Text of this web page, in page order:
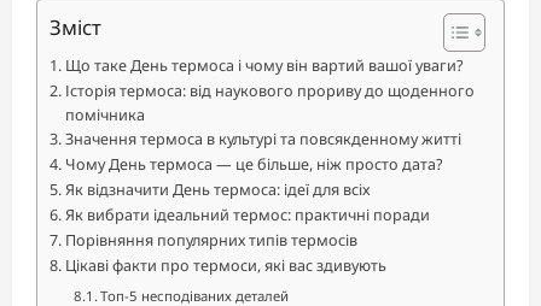
Зміст
Що таке День термоса і чому він вартий вашої уваги?
Історія термоса: від наукового прориву до щоденного
помічника
Значення термоса в культурі та повсякденному житті
Чому День термоса — це більше, ніж просто дата?
Як відзначити День термоса: ідеї для всіх
Як вибрати ідеальний термос: практичні поради
Порівняння популярних типів термосів
Цікаві факти про термоси, які вас здивують
Топ-5 несподіваних деталей